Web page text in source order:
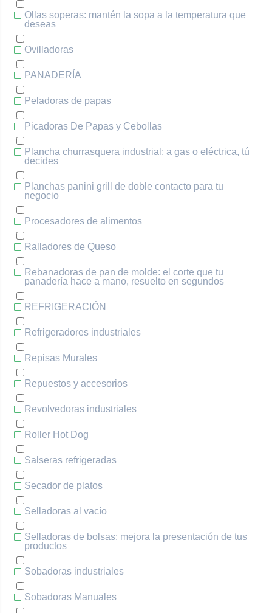
Ollas soperas: mantén la sopa a la temperatura que
deseas
Ovilladoras
PANADERÍA
Peladoras de papas
Picadoras De Papas y Cebollas
Plancha churrasquera industrial: a gas o eléctrica, tú
decides
Planchas panini grill de doble contacto para tu
negocio
Procesadores de alimentos
Ralladores de Queso
Rebanadoras de pan de molde: el corte que tu
panadería hace a mano, resuelto en segundos
REFRIGERACIÓN
Refrigeradores industriales
Repisas Murales
Repuestos y accesorios
Revolvedoras industriales
Roller Hot Dog
Salseras refrigeradas
Secador de platos
Selladoras al vacío
Selladoras de bolsas: mejora la presentación de tus
productos
Sobadoras industriales
Sobadoras Manuales